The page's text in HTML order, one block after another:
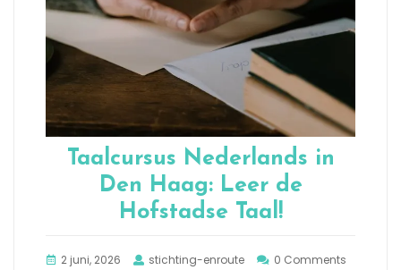
Taalcursus Nederlands in
Den Haag: Leer de
Hofstadse Taal!
2 juni, 2026 stichting-enroute
0 Comments